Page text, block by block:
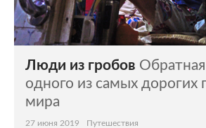
Люди из гробов
одного из самых дорогих
мира
27 июня 2019 Путешествия